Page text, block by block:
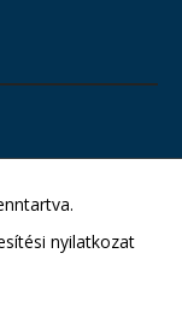
nyilatkozat